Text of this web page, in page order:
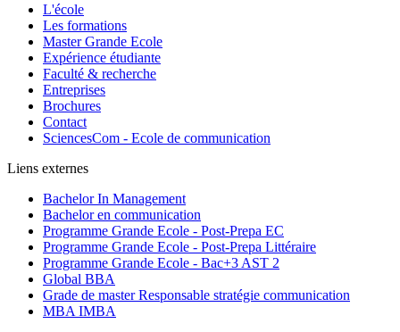
L'école
Les formations
Master Grande Ecole
Expérience étudiante
Faculté & recherche
Entreprises
Brochures
Contact
SciencesCom - Ecole de communication
Liens externes
Bachelor In Management
Bachelor en communication
Programme Grande Ecole - Post-Prepa EC
Programme Grande Ecole - Post-Prepa Littéraire
Programme Grande Ecole - Bac+3 AST 2
Global BBA
Grade de master Responsable stratégie communication
MBA IMBA